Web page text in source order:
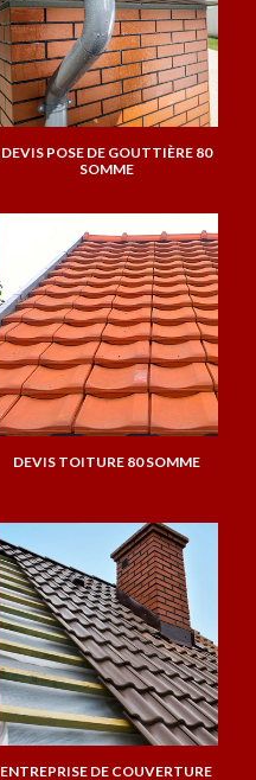
DEVIS POSE DE GOUTTIÈRE 80
SOMME
DEVIS TOITURE 80 SOMME
ENTREPRISE DE COUVERTURE